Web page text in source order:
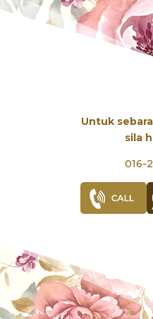
Untuk
sila
016-